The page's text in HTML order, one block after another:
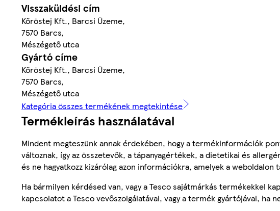
Visszaküldési cím
Kőröstej Kft., Barcsi Üzeme,
7570 Barcs,
Mészégető utca
Gyártó címe
Kőröstej Kft., Barcsi Üzeme,
7570 Barcs,
Mészégető utca
Kategória összes termékének megtekintése
Termékleírás használatával
Mindent megteszünk annak érdekében, hogy a termékinformációk
változnak, így az összetevők, a tápanyagértékek, a dietetikai és
és ne hagyatkozz kizárólag azon információkra, amelyek a weboldalon
Ha bármilyen kérdésed van, vagy a Tesco sajátmárkás termékekkel
kapcsolatot a Tesco vevőszolgálatával, vagy a termék gyártójával, ha